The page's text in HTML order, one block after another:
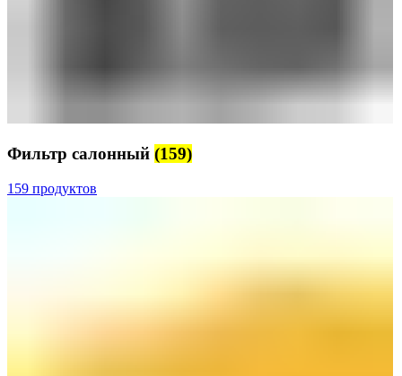
Фильтр салонный (159)
159 продуктов